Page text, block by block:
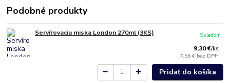
Podobné produkty
Servírovacia miska London 270ml (3KS)
9,30 €/ks
7,56 € bez DPH
Skladom
Pridať do košíka